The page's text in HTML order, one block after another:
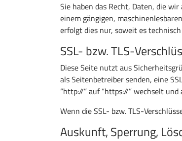
Sie haben das Recht, Daten, die
einem gängigen,
erfolgt dies nur, soweit es
SSL- bzw. TLS-
Diese Seite nutzt aus
als Seitenbetreiber senden, eine
“http://” auf “https://” wechselt
Wenn die SSL- bzw. TLS-
Auskunft, Sperrung,